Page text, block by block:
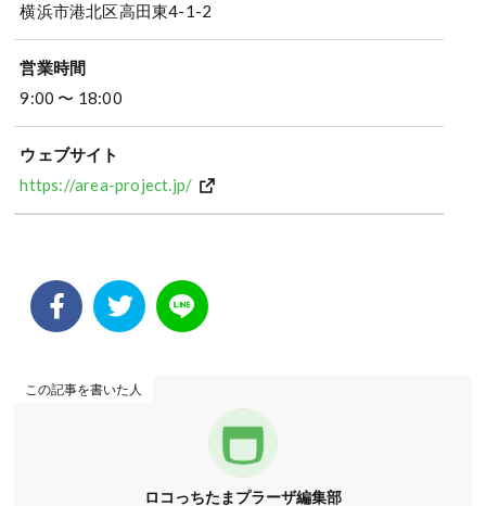
横浜市港北区高田東4-1-2
営業時間
9:00 〜 18:00
ウェブサイト
https://area-project.jp/
この記事を書いた人
ロコっちたまプラーザ編集部